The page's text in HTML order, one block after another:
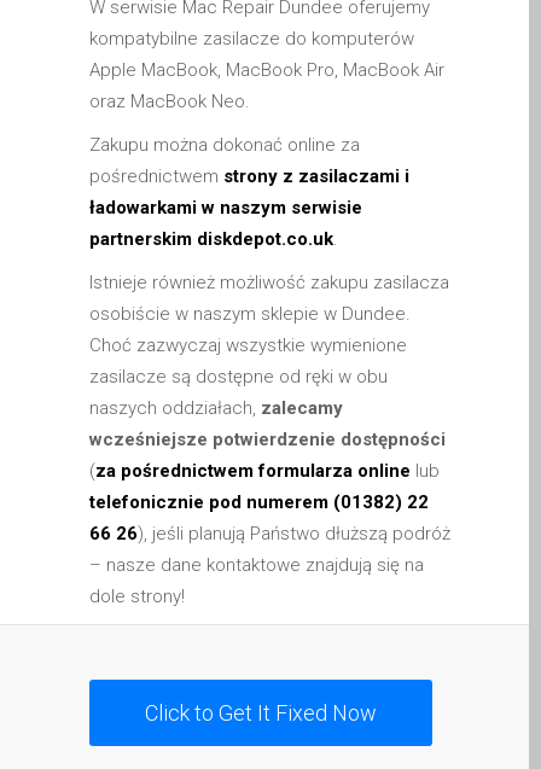
Apple iPod Repair Dundee
Apple Mac macOS & OS X
Repairs
and Upgrades in Dundee
Apple Mac, iPhone, iPad &
other repairs and
upgrades in Dundee-
Angus, Tayside and North
Fife
Apple MacBook Chargers
Battery Replacement for
iPhone and iPad in Dundee
Customer Testimonial
W serwisie Mac Repair Dundee oferujemy
kompatybilne zasilacze do komputerów
Apple MacBook, MacBook Pro, MacBook Air
oraz MacBook Neo.
Zakupu można dokonać online za
pośrednictwem strony z zasilaczami i
ładowarkami w naszym serwisie
partnerskim diskdepot.co.uk.
Istnieje również możliwość zakupu zasilacza
osobiście w naszym sklepie w Dundee.
Choć zazwyczaj wszystkie wymienione
zasilacze są dostępne od ręki w obu
naszych oddziałach, zalecamy
wcześniejsze potwierdzenie dostępności
(za pośrednictwem formularza online lub
telefonicznie pod numerem (01382) 22
66 26), jeśli planują Państwo dłuższą podróż
– nasze dane kontaktowe znajdują się na
dole strony!
Click to Get It Fixed Now